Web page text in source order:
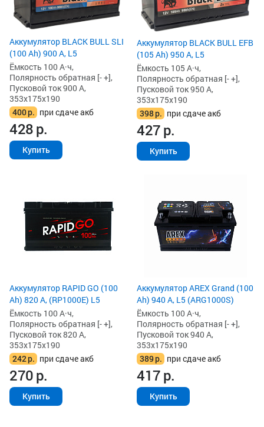
Аккумулятор BLACK BULL SLI
(100 Ah) 900 А, L5
Ёмкость 100 А·ч,
Полярность обратная [- +],
Пусковой ток 900 А,
353x175x190
400р. при сдаче акб
428р.
Купить
Аккумулятор BLACK BULL EFB
(105 Ah) 950 А, L5
Ёмкость 105 А·ч,
Полярность обратная [- +],
Пусковой ток 950 А,
353x175x190
398р. при сдаче акб
427р.
Купить
Аккумулятор RAPID GO (100
Ah) 820 А, (RP1000E) L5
Ёмкость 100 А·ч,
Полярность обратная [- +],
Пусковой ток 820 А,
353x175x190
242р. при сдаче акб
270р.
Купить
Аккумулятор AREX Grand (100
Ah) 940 А, L5 (ARG1000S)
Ёмкость 100 А·ч,
Полярность обратная [- +],
Пусковой ток 940 А,
353x175x190
389р. при сдаче акб
417р.
Купить